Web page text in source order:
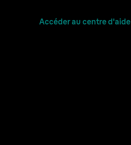
Accéder au centre d'aide